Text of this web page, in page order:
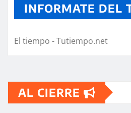
INFORMATE DEL
El tiempo - Tutiempo.net
AL CIERRE